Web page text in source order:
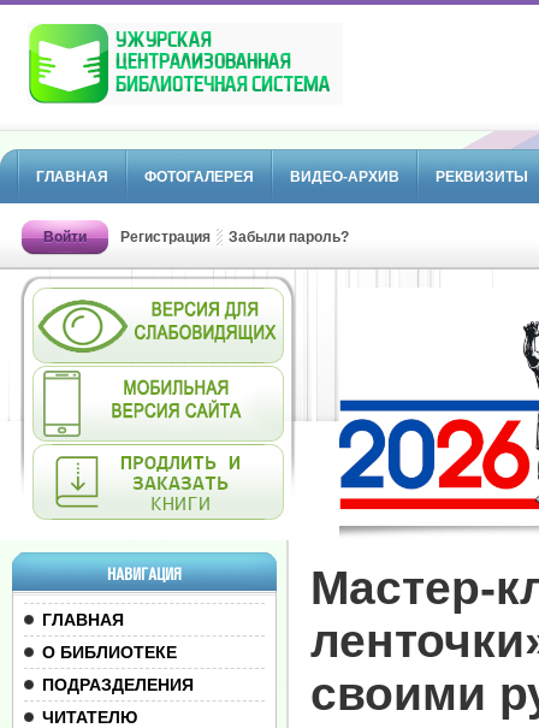
ГЛАВНАЯ ФОТОГАЛЕРЕЯ ВИДЕО-АРХИВ РЕКВИЗИТЫ
Войти Регистрация Забыли пароль?
НАВИГАЦИЯ
ГЛАВНАЯ
О БИБЛИОТЕКЕ
ПОДРАЗДЕЛЕНИЯ
ЧИТАТЕЛЮ
Мастер-
своими